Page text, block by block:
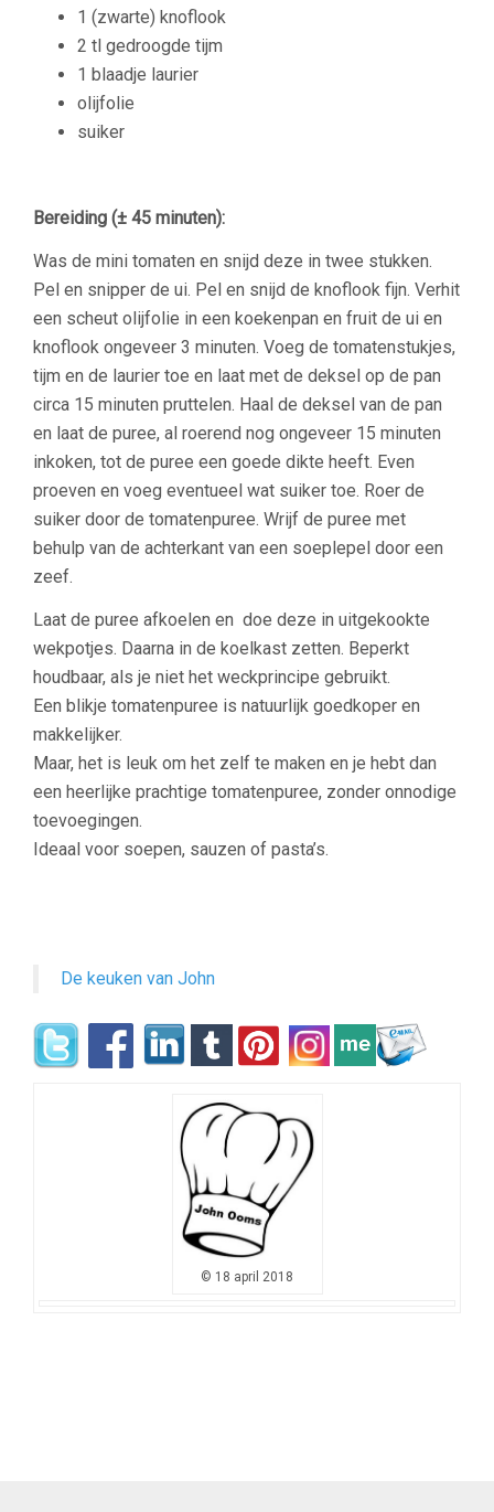
1 (zwarte) knoflook
2 tl gedroogde tijm
1 blaadje laurier
olijfolie
suiker
Bereiding (± 45 minuten):
Was de mini tomaten en snijd deze in twee stukken.
Pel en snipper de ui. Pel en snijd de knoflook fijn. Verhit
een scheut olijfolie in een koekenpan en fruit de ui en
knoflook ongeveer 3 minuten. Voeg de tomatenstukjes,
tijm en de laurier toe en laat met de deksel op de pan
circa 15 minuten pruttelen. Haal de deksel van de pan
en laat de puree, al roerend nog ongeveer 15 minuten
inkoken, tot de puree een goede dikte heeft. Even
proeven en voeg eventueel wat suiker toe. Roer de
suiker door de tomatenpuree. Wrijf de puree met
behulp van de achterkant van een soeplepel door een
zeef.
Laat de puree afkoelen en doe deze in uitgekookte
wekpotjes. Daarna in de koelkast zetten. Beperkt
houdbaar, als je niet het weckprincipe gebruikt.
Een blikje tomatenpuree is natuurlijk goedkoper en
makkelijker.
Maar, het is leuk om het zelf te maken en je hebt dan
een heerlijke prachtige tomatenpuree, zonder onnodige
toevoegingen.
Ideaal voor soepen, sauzen of pasta’s.
De keuken van John
© 18 april 2018